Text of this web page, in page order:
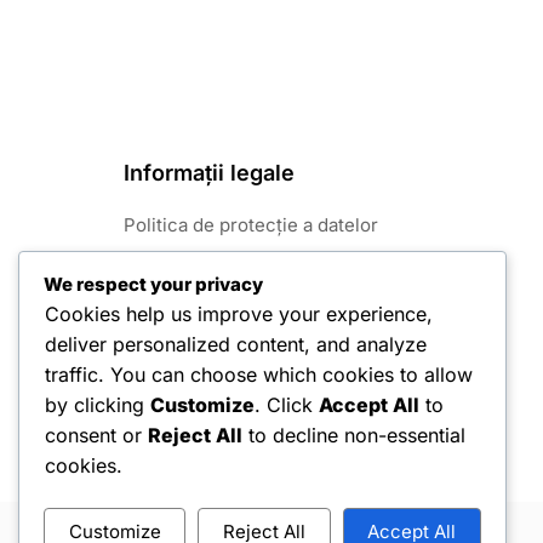
Informații legale
Politica de protecție a datelor
Cine suntem
Termeni și condiții
Cookie-uri și urmărire
Contactează-ne
We respect your privacy
Cookies help us improve your experience,
deliver personalized content, and analyze
traffic. You can choose which cookies to allow
by clicking Customize. Click Accept All to
consent or Reject All to decline non-essential
cookies.
Customize Reject All Accept All